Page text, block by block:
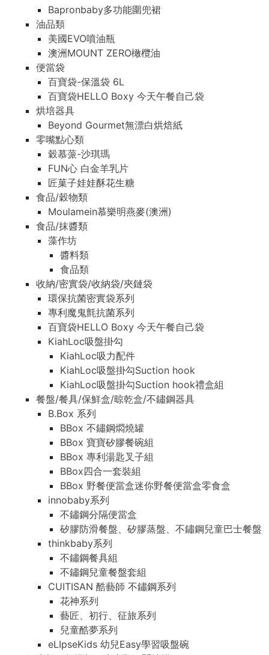
Bapronbaby多功能圍兜裙
油品類
美國EVO噴油瓶
澳洲MOUNT ZERO橄欖油
便當袋
百寶袋-保溫袋 6L
百寶袋HELLO Boxy 今天午餐自己袋
烘培器具
Beyond Gourmet無漂白烘焙紙
零嘴點心類
穀慕蒎-沙琪瑪
FUN心 白金羊乳片
匠菓子娃娃酥花生糖
食品/穀物類
Moulamein慕樂明燕麥(澳洲)
食品/抹醬類
藻作坊
醬料類
食品類
收納/密實袋/收納袋/夾鏈袋
環保抗菌密實袋系列
專利魔鬼氈抗菌系列
百寶袋HELLO Boxy 今天午餐自己袋
KiahLoc吸盤掛勾
KiahLoc吸力配件
KiahLoc吸盤掛勾Suction hook
KiahLoc吸盤掛勾Suction hook禮盒組
餐盤/餐具/保鮮盒/晾乾盒/不鏽鋼器具
B.Box 系列
BBox 不鏽鋼燜燒罐
BBox 寶寶矽膠餐碗組
BBox 專利湯匙叉子組
BBox四合一套裝組
BBox 野餐便當盒迷你野餐便當盒零食盒
innobaby系列
不鏽鋼分隔便當盒
矽膠防滑餐盤、矽膠蒸盤、不鏽鋼兒童巴士餐盤
thinkbaby系列
不鏽鋼餐具組
不鏽鋼兒童餐盤套組
CUITISAN 酷藝師 不鏽鋼系列
花神系列
藝匠、初行、征旅系列
兒童酷夢系列
eLIpseKids 幼兒Easy學習吸盤碗